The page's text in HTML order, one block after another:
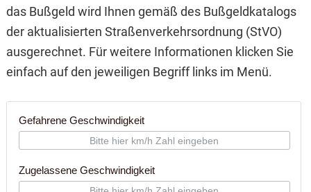
das Bußgeld wird Ihnen gemäß des Bußgeldkatalogs
der aktualisierten Straßenverkehrsordnung (StVO)
ausgerechnet. Für weitere Informationen klicken Sie
einfach auf den jeweiligen Begriff links im Menü.